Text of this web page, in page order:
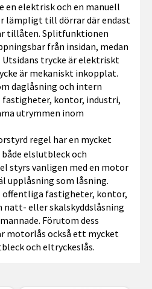
en elektrisk och en manuell
lämpligt till dörrar där endast
tillåten. Splitfunktionen
från insidan, medan
Utsidans trycke är elektriskt
är mekaniskt inkopplat.
daglåsning och intern
kontor, industri,
utrymmen inom
regel har en mycket
elslutbleck och
styrs vanligen med en motor
upplåsning som låsning.
offentliga fastigheter, kontor,
natt- eller skalskyddslåsning
Förutom dess
motorlås också ett mycket
och eltryckeslås.